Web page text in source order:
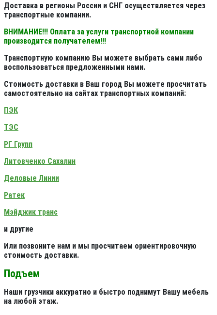
Доставка в регионы России и СНГ осуществляется через
транспортные компании.
ВНИМАНИЕ!!! Оплата за услуги транспортной компании
производится получателем!!!
Транспортную компанию Вы можете выбрать сами либо
воспользоваться предложенными нами.
Стоимость доставки в Ваш город Вы можете просчитать
самостоятельно на сайтах транспортных компаний:
ПЭК
ТЭС
РГ Групп
Литовченко Сахалин
Деловые Линии
Ратек
Мэйджик транс
и другие
Или позвоните нам и мы просчитаем ориентировочную
стоимость доставки.
Подъем
Наши грузчики аккуратно и быстро поднимут Вашу мебель
на любой этаж.